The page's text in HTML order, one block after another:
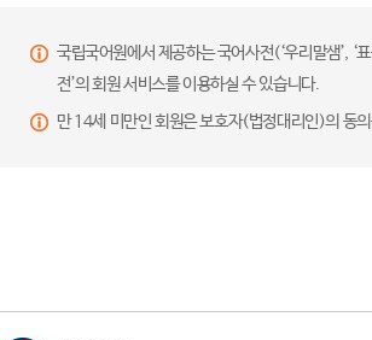
국립국어원에서 제공하는 국어사전(‘우리말샘’, ‘
전’의 회원 서비스를 이용하실 수 있습니다.
만 14세 미만인 회원은 보호자(법정대리인)의 동